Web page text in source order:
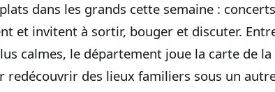
dans les grands cette semaine :
et invitent à sortir, bouger et discuter.
calmes, le département joue la carte de
des lieux familiers sous un